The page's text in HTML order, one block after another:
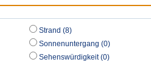
Strand (8)
Sonnenuntergang (0)
Sehenswürdigkeit (0)